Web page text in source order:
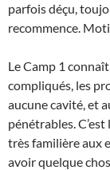
parfois déçu,
recommence.
Le Camp 1
compliqués, les
aucune cavité, et
pénétrables.
très familière aux
avoir quelque